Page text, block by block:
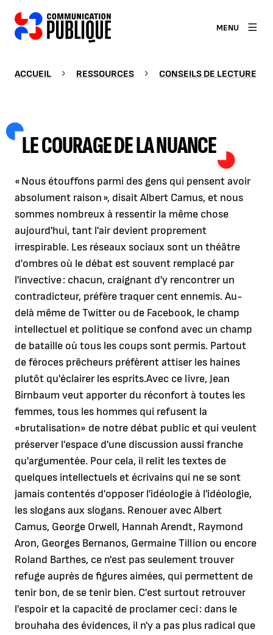
MENU
ACCUEIL RESSOURCES CONSEILS DE LECTURE
LE COURAGE DE LA NUANCE
« Nous étouffons parmi des gens qui pensent avoir
absolument raison », disait Albert Camus, et nous
sommes nombreux à ressentir la même chose
aujourd'hui, tant l'air devient proprement
irrespirable. Les réseaux sociaux sont un théâtre
d'ombres où le débat est souvent remplacé par
l'invective : chacun, craignant d'y rencontrer un
contradicteur, préfère traquer cent ennemis. Au-
delà même de Twitter ou de Facebook, le champ
intellectuel et politique se confond avec un champ
de bataille où tous les coups sont permis. Partout
de féroces prêcheurs préfèrent attiser les haines
plutôt qu'éclairer les esprits.Avec ce livre, Jean
Birnbaum veut apporter du réconfort à toutes les
femmes, tous les hommes qui refusent la
«brutalisation» de notre débat public et qui veulent
préserver l'espace d'une discussion aussi franche
qu'argumentée. Pour cela, il relit les textes de
quelques intellectuels et écrivains qui ne se sont
jamais contentés d'opposer l'idéologie à l'idéologie,
les slogans aux slogans. Renouer avec Albert
Camus, George Orwell, Hannah Arendt, Raymond
Aron, Georges Bernanos, Germaine Tillion ou encore
Roland Barthes, ce n'est pas seulement trouver
refuge auprès de figures aimées, qui permettent de
tenir bon, de se tenir bien. C'est surtout retrouver
l'espoir et la capacité de proclamer ceci : dans le
brouhaha des évidences, il n'y a pas plus radical que